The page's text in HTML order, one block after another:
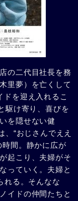
の二代目社長を務
里夢）を亡くして
を迎え入れるこ
駆け寄り、喜びを
を隠せない健
、“おじさんでええ
時間。静かに広が
起こり、夫婦がそ
っていく。夫婦と
れる。そんなな
イドの仲間たちと